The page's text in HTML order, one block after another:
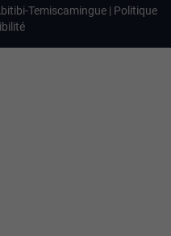
Temiscamingue | Politique